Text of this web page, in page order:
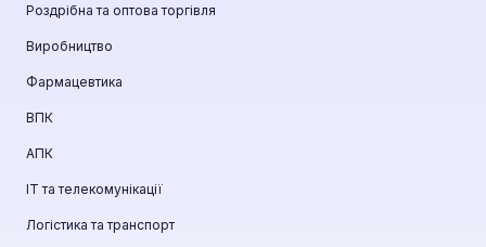
Роздрібна та оптова торгівля
Виробництво
Фармацевтика
ВПК
АПК
ІТ та телекомунікації
Логістика та транспорт